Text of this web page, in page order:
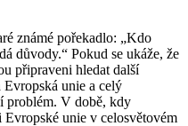
známé pořekadlo: „Kdo
důvody.“ Pokud se ukáže, že
připraveni hledat další
unie a celý
problém. V době, kdy
unie v celosvětovém